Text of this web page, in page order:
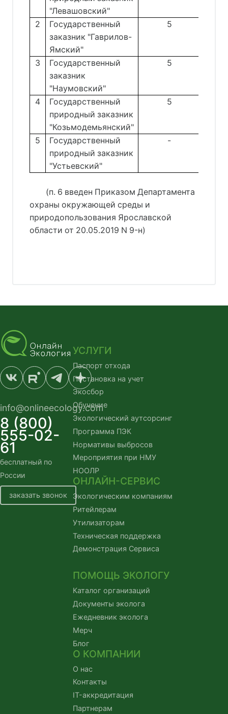
"Левашовский"
2
Государственный
заказник "Гаврилов-
Ямский"
5
3
Государственный
заказник
"Наумовский"
5
4
Государственный
природный заказник
"Козьмодемьянский"
5
5
Государственный
природный заказник
"Устьевский"
-
(п. 6 введен Приказом Департамента
охраны окружающей среды и
природопользования Ярославской
области от 20.05.2019 N 9-н)
info@onlineecology.com
8 (800)
555-02-
61
бесплатный по
России
заказать звонок
УСЛУГИ
Паспорт отхода
Постановка на учет
Экосбор
Обучение
Экологический аутсорсинг
Программа ПЭК
Нормативы выбросов
Мероприятия при НМУ
НООЛР
ОНЛАЙН-СЕРВИС
Экологическим компаниям
Ритейлерам
Утилизаторам
Техническая поддержка
Демонстрация Сервиса
ПОМОЩЬ ЭКОЛОГУ
Каталог организаций
Документы эколога
Ежедневник эколога
Мерч
Блог
О КОМПАНИИ
О нас
Контакты
IT-аккредитация
Партнерам